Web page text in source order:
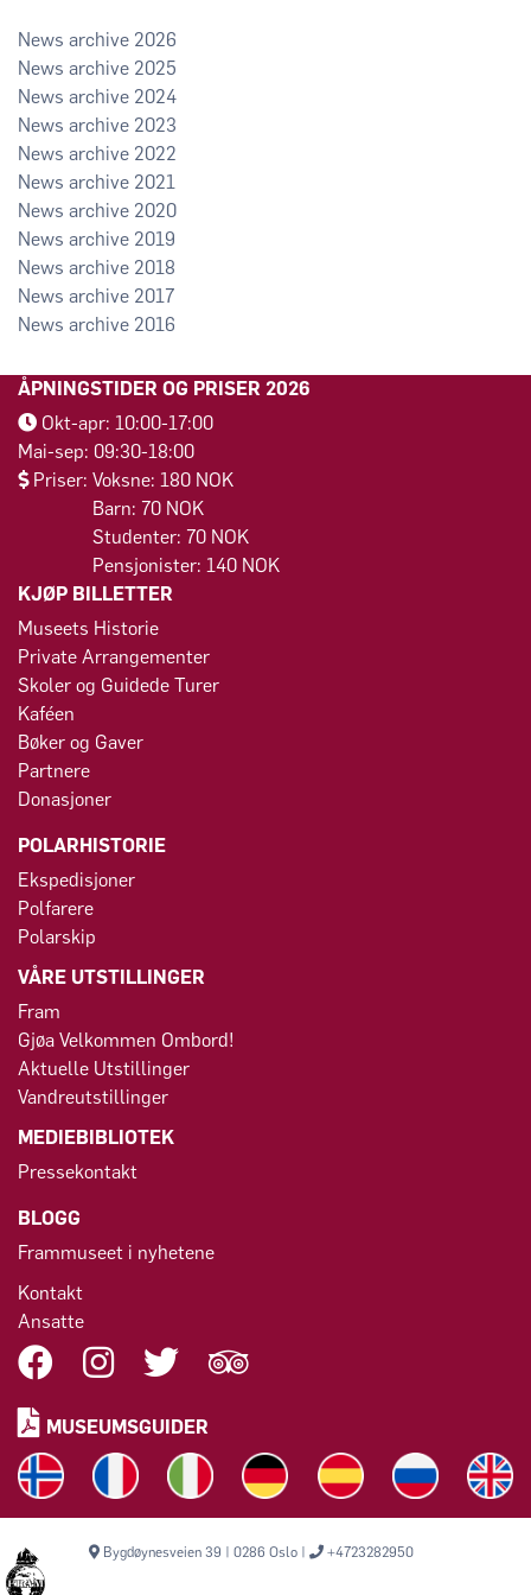
2026
2025
2024
2023
2022
2021
2020
2019
2018
2017
2016
ÅPNINGSTIDER OG PRISER 2026
Okt-apr: 10:00-17:00
Mai-sep: 09:30-18:00
Priser: Voksne: 180 NOK
Barn: 70 NOK
Studenter: 70 NOK
Pensjonister: 140 NOK
KJØP BILLETTER
Museets Historie
Private Arrangementer
Skoler og Guidede Turer
Kaféen
Bøker og Gaver
Partnere
Donasjoner
POLARHISTORIE
Ekspedisjoner
Polfarere
Polarskip
VÅRE UTSTILLINGER
Fram
Gjøa Velkommen Ombord!
Aktuelle Utstillinger
Vandreutstillinger
MEDIEBIBLIOTEK
Pressekontakt
BLOGG
Frammuseet i nyhetene
Kontakt
Ansatte
MUSEUMSGUIDER
Bygdøynesveien 39 | 0286 Oslo | +4723282950